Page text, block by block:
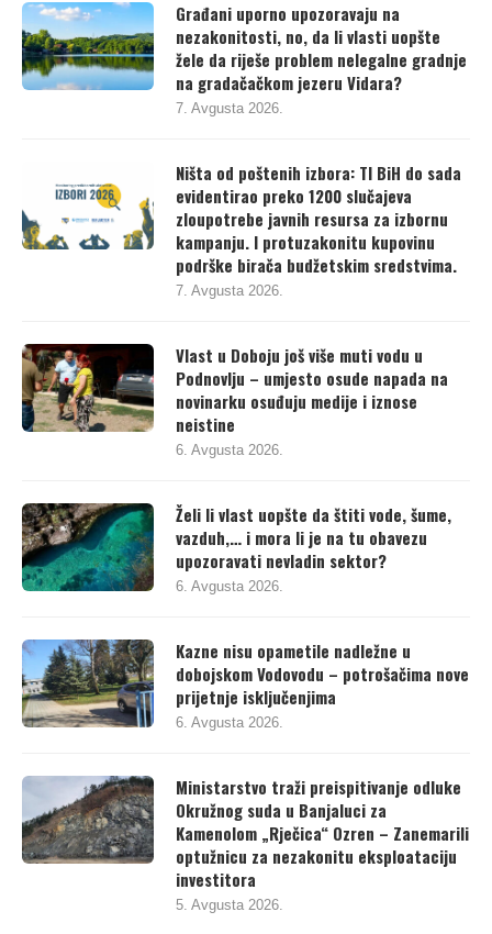
Građani uporno upozoravaju na
nezakonitosti, no, da li vlasti uopšte
žele da riješe problem nelegalne gradnje
na gradačačkom jezeru Vidara?
7. Avgusta 2026.
Ništa od poštenih izbora: TI BiH do sada
evidentirao preko 1200 slučajeva
zloupotrebe javnih resursa za izbornu
kampanju. I protuzakonitu kupovinu
podrške birača budžetskim sredstvima.
7. Avgusta 2026.
Vlast u Doboju još više muti vodu u
Podnovlju – umjesto osude napada na
novinarku osuđuju medije i iznose
neistine
6. Avgusta 2026.
Želi li vlast uopšte da štiti vode, šume,
vazduh,… i mora li je na tu obavezu
upozoravati nevladin sektor?
6. Avgusta 2026.
Kazne nisu opametile nadležne u
dobojskom Vodovodu – potrošačima nove
prijetnje isključenjima
6. Avgusta 2026.
Ministarstvo traži preispitivanje odluke
Okružnog suda u Banjaluci za
Kamenolom „Rječica“ Ozren – Zanemarili
optužnicu za nezakonitu eksploataciju
investitora
5. Avgusta 2026.